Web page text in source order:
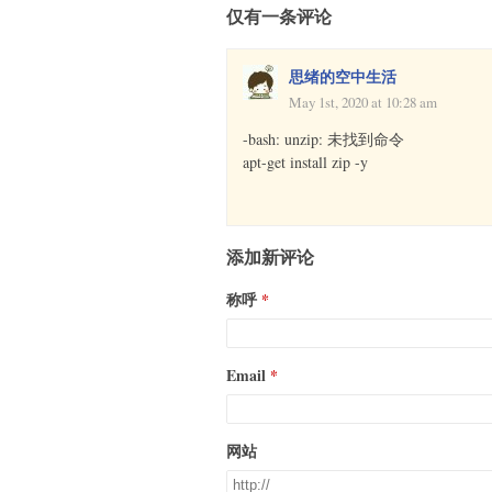
仅有一条评论
思绪的空中生活
May 1st, 2020 at 10:28 am
-bash: unzip: 未找到命令
apt-get install zip -y
添加新评论
称呼
Email
网站